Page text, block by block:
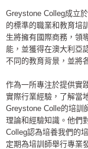
Greystone Colleg成立
的標準的職業和教育培
生將擁有國際商務，領
能，並獲得在澳大利亞
不同的教育背景，並將
作為一所專注於提供實
實際行業經驗，了解當
Greystone Colle的培訓
理論和經驗知識。他們
Colleg認為培養我們的
定期為培訓師舉行專業